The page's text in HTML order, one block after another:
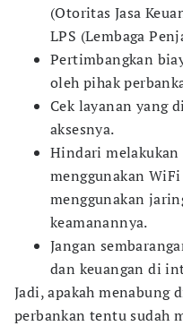
(Otoritas Jasa
LPS (Lembaga
Pertimbangkan
oleh pihak
Cek layanan yang
aksesnya.
Hindari melakukan
menggunakan
menggunakan
keamanannya.
Jangan
dan keuangan di
Jadi, apakah menabung
perbankan tentu sudah